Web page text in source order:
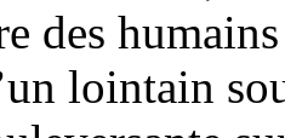
des
lointain